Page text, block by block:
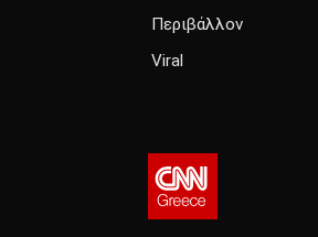
Περιβάλλον
Viral